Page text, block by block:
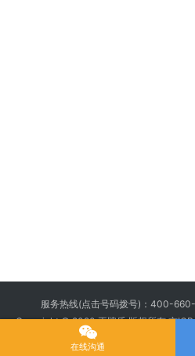
服务热线(点击号码拨号)： 400-
Copyright © 2020 王牌盾 版权所有京
在线沟通